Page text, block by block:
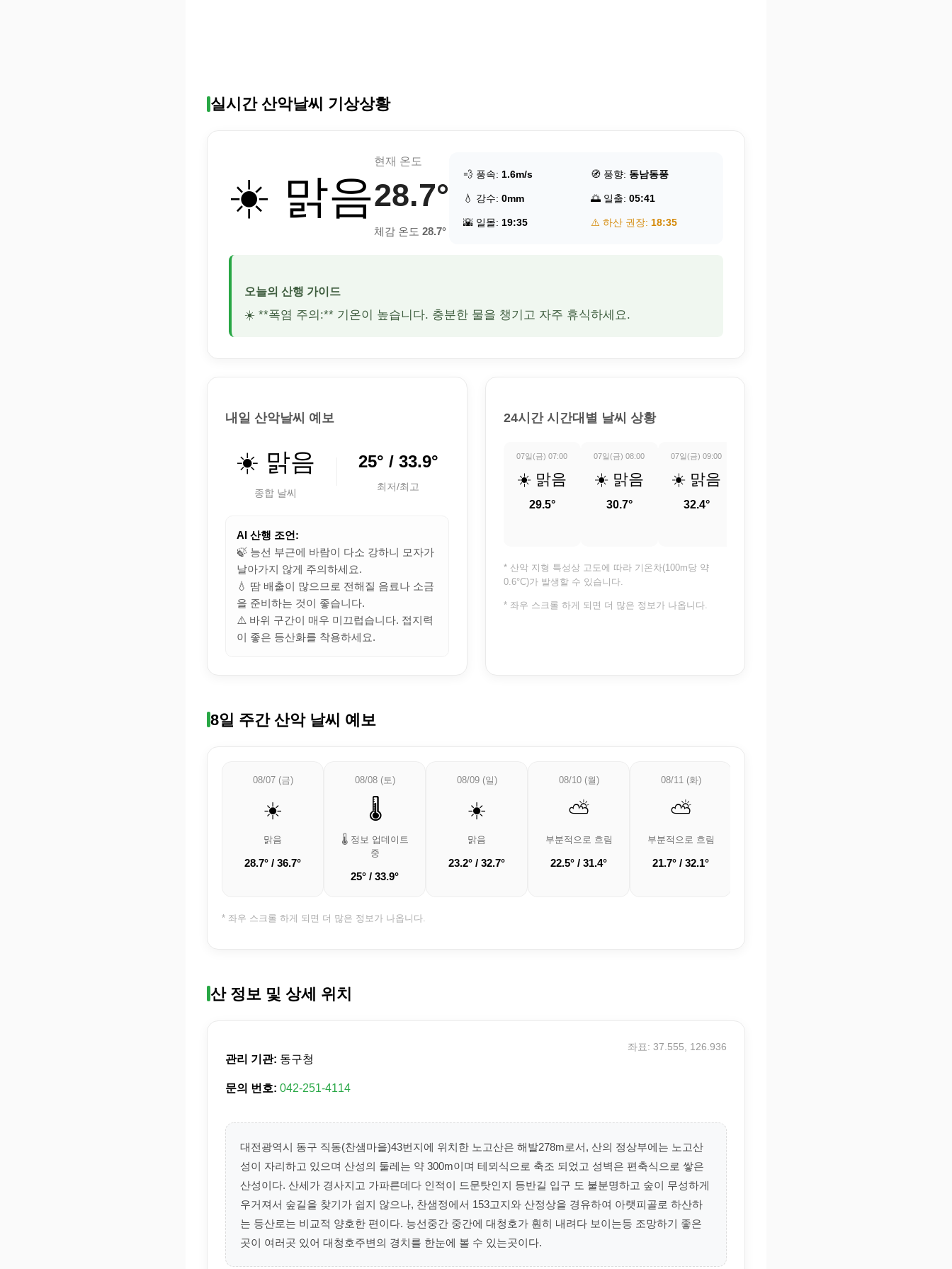
실시간 산악날씨 기상상황
☀️ 맑음
현재 온도
28.7°
체감 온도 28.7°
💨 풍속: 1.6m/s 🧭 풍향: 동남동풍
💧 강수: 0mm 🌅 일출: 05:41
🌇 일몰: 19:35 ⚠️ 하산 권장: 18:35
오늘의 산행 가이드
☀️ **폭염 주의:** 기온이 높습니다. 충분한 물을 챙기고 자주 휴식하세요.
내일 산악날씨 예보
☀️ 맑음
종합 날씨
25° / 33.9°
최저/최고
AI 산행 조언:
🍃 능선 부근에 바람이 다소 강하니 모자가
날아가지 않게 주의하세요.
💧 땀 배출이 많으므로 전해질 음료나 소금
을 준비하는 것이 좋습니다.
⚠️ 바위 구간이 매우 미끄럽습니다. 접지력
이 좋은 등산화를 착용하세요.
24시간 시간대별 날씨 상황
07일(금) 07:00
☀️ 맑음
29.5°
07일(금) 08:00
☀️ 맑음
30.7°
07일(금) 09:00
☀️ 맑음
32.4°
* 산악 지형 특성상 고도에 따라 기온차(100m당 약
0.6°C)가 발생할 수 있습니다.
* 좌우 스크롤 하게 되면 더 많은 정보가 나옵니다.
8일 주간 산악 날씨 예보
08/07 (금)
☀️
맑음
28.7° / 36.7°
08/08 (토)
🌡️
🌡️ 정보 업데이트
중
25° / 33.9°
08/09 (일)
☀️
맑음
23.2° / 32.7°
08/10 (월)
⛅
부분적으로 흐림
22.5° / 31.4°
08/11 (화)
⛅
부분적으로 흐림
21.7° / 32.1°
* 좌우 스크롤 하게 되면 더 많은 정보가 나옵니다.
산 정보 및 상세 위치
관리 기관: 동구청
문의 번호: 042-251-4114
좌표: 37.555, 126.936
대전광역시 동구 직동(찬샘마을)43번지에 위치한 노고산은 해발278m로서, 산의 정상부에는 노고산
성이 자리하고 있으며 산성의 둘레는 약 300m이며 테뫼식으로 축조 되었고 성벽은 편축식으로 쌓은
산성이다. 산세가 경사지고 가파른데다 인적이 드문탓인지 등반길 입구 도 불분명하고 숲이 무성하게
우거져서 숲길을 찾기가 쉽지 않으나, 찬샘정에서 153고지와 산정상을 경유하여 아랫피골로 하산하
는 등산로는 비교적 양호한 편이다. 능선중간 중간에 대청호가 훤히 내려다 보이는등 조망하기 좋은
곳이 여러곳 있어 대청호주변의 경치를 한눈에 볼 수 있는곳이다.